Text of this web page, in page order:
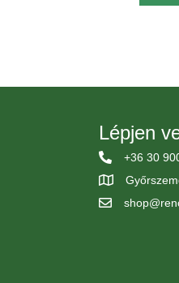
Lépjen
+36 30